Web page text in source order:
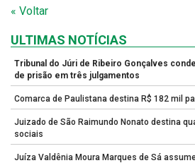
« Voltar
ULTIMAS NOTÍCIAS
Tribunal do Júri de Ribeiro Gonçalves
de prisão em três julgamentos
Comarca de Paulistana destina R$ 182 mil
Juizado de São Raimundo Nonato destina
sociais
Juíza Valdênia Moura Marques de Sá